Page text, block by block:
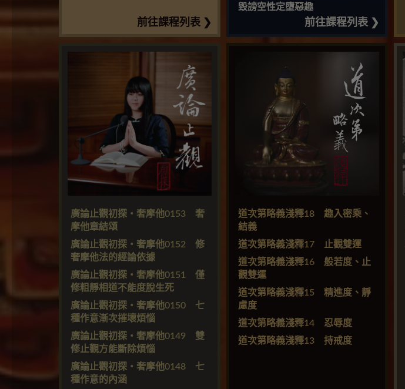
前往課程列表 ❯
毀謗空性定墮惡趣
前往課程列表 ❯
廣論止觀初探・奢摩他0153 奢
摩他章結頌
廣論止觀初探・奢摩他0152 修
奢摩他法的經論依據
廣論止觀初探・奢摩他0151 僅
修粗靜相道不能度脫生死
廣論止觀初探・奢摩他0150 七
種作意漸次摧壞煩惱
廣論止觀初探・奢摩他0149 雙
修止觀方能斷除煩惱
廣論止觀初探・奢摩他0148 七
種作意的內涵
道次第略義淺釋18 趣入密乘、
結義
道次第略義淺釋17 止觀雙運
道次第略義淺釋16 般若度、止
觀雙運
道次第略義淺釋15 精進度、靜
慮度
道次第略義淺釋14 忍辱度
道次第略義淺釋13 持戒度